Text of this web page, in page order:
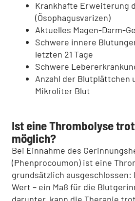
Krankhafte Erweiterung
(Ösophagusvarizen)
Aktuelles Magen-Darm-
Schwere innere
letzten 21 Tage
Schwere
Anzahl der Blutplättchen
Mikroliter Blut
Ist eine Thrombolyse
möglich?
Bei Einnahme des
(Phenprocoumon) ist eine
grundsätzlich ausgeschlossen:
Wert – ein Maß für die